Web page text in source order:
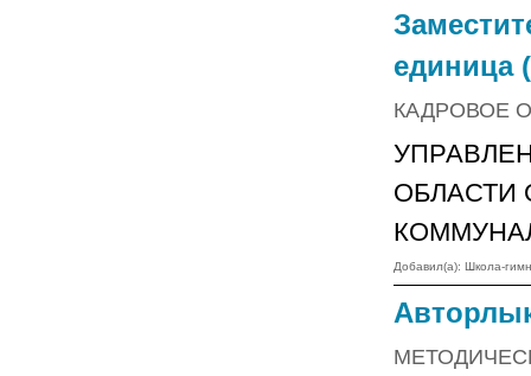
единица
КАДРОВОЕ
ОБЛАСТИ
Добавил(а): Школа-